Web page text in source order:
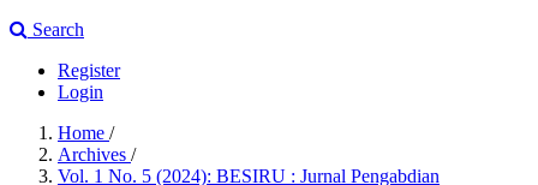
Search
Register
Login
Home /
Archives /
Vol. 1 No. 5 (2024): BESIRU : Jurnal Pengabdian